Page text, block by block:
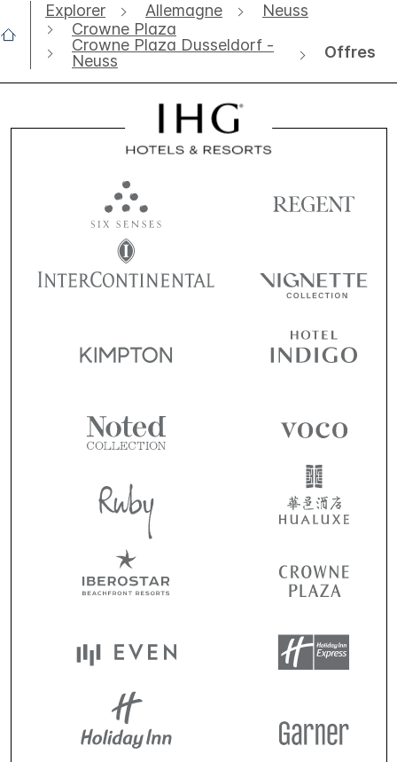
Explorer Allemagne
Neuss
Crowne Plaza
Crowne Plaza Dusseldorf -
Neuss
Offres